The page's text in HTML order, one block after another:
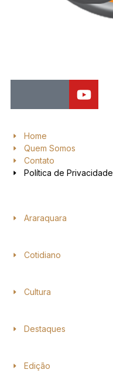
Home
Quem Somos
Contato
Política de Privacidade
Araraquara
Cotidiano
Cultura
Destaques
Edição